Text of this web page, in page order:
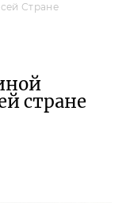
Стране
стране